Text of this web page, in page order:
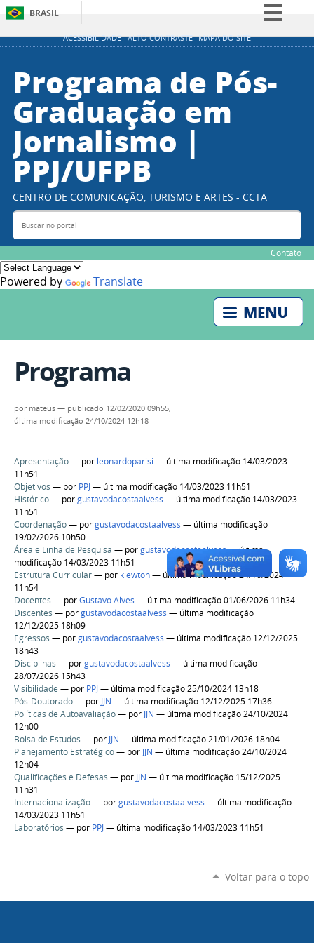
ACESSIBILIDADE ALTO CONTRASTE MAPA DO SITE
BRASIL
Simplifique!
Participe
Legislação
Programa de Pós-
Graduação em
Jornalismo |
PPJ/UFPB
CENTRO DE COMUNICAÇÃO, TURISMO E ARTES - CCTA
Buscar no portal
Contato
Powered by Translate
Programa
por mateus — publicado 12/02/2020 09h55,
última modificação 24/10/2024 12h18
Apresentação— por leonardoparisi — última modificação 14/03/2023
11h51
Objetivos — por PPJ— última modificação 14/03/2023 11h51
Histórico— porgustavodacostaalvess — última modificação 14/03/2023
11h51
Coordenação— porgustavodacostaalvess — última modificação
19/02/2026 10h50
Área e Linha de Pesquisa — porgustavodacostaalvess— última
modificação 14/03/2023 11h51
Estrutura Curricular— por klewton— última modificação 24/10/2024
11h54
Docentes — porGustavo Alves — última modificação 01/06/2026 11h34
Discentes — porgustavodacostaalvess — última modificação
12/12/2025 18h09
Egressos — porgustavodacostaalvess — última modificação 12/12/2025
18h43
Disciplinas — porgustavodacostaalvess — última modificação
28/07/2026 15h43
Visibilidade — por PPJ— última modificação 25/10/2024 13h18
Pós-Doutorado— por JJN — última modificação 12/12/2025 17h36
Políticas de Autoavaliação— por JJN — última modificação 24/10/2024
12h00
Bolsa de Estudos — por JJN — última modificação 21/01/2026 18h04
Planejamento Estratégico— por JJN — última modificação 24/10/2024
12h04
Qualificações e Defesas — por JJN — última modificação 15/12/2025
11h31
Internacionalização— porgustavodacostaalvess — última modificação
14/03/2023 11h51
Laboratórios — por PPJ— última modificação 14/03/2023 11h51
Voltar para o topo